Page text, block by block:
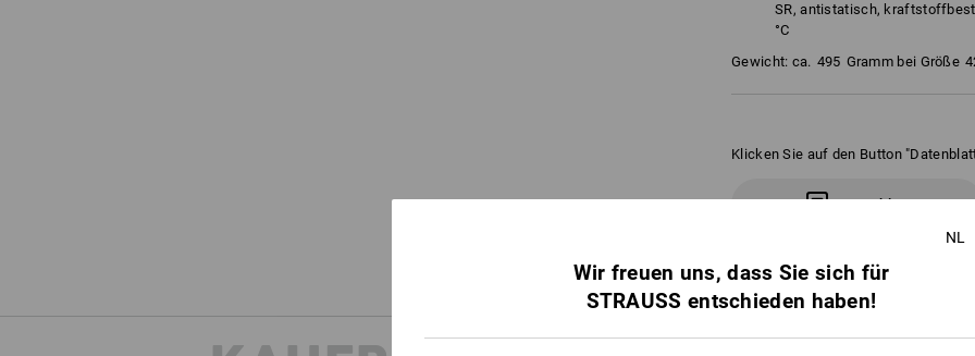
SR, antistatisch,
°C
Gewicht: ca. 495 Gramm bei Größe
Klicken Sie auf den Button
Datenblatt
NL
Wir freuen uns, dass Sie sich für
STRAUSS entschieden haben!